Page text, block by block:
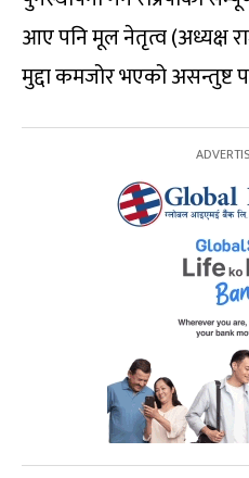
आए पनि मूल नेतृत्व (अध्यक्ष
मुद्दा कमजोर भएको असन्तुष्ट